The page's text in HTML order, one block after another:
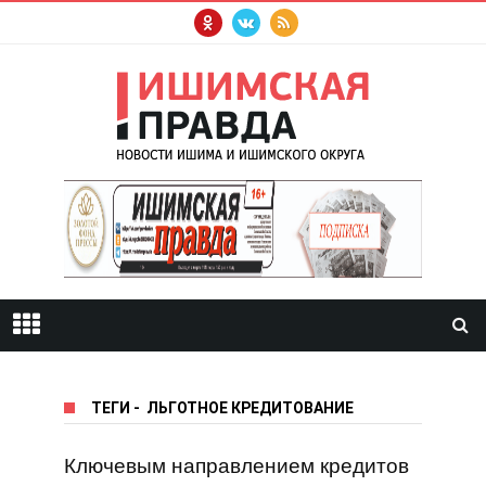
ТЕГИ - ЛЬГОТНОЕ КРЕДИТОВАНИЕ
Ключевым направлением кредитов